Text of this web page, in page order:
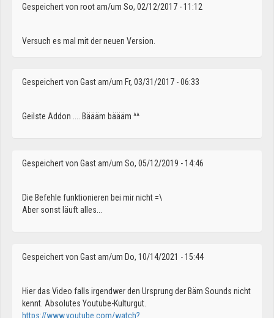
Gespeichert von rootam/um So, 02/12/2017 - 11:12
Versuch es mal mit der neuen Version.
Gespeichert von Gastam/um Fr, 03/31/2017 - 06:33
Geilste Addon .... Bäääm bäääm ^^
Gespeichert von Gastam/um So, 05/12/2019 - 14:46
Die Befehle funktionieren bei mir nicht =\
Aber sonst läuft alles...
Gespeichert von Gastam/um Do, 10/14/2021 - 15:44
Hier das Video falls irgendwer den Ursprung der Bäm Sounds nicht
kennt. Absolutes Youtube-Kulturgut.
https://www.youtube.com/watch?